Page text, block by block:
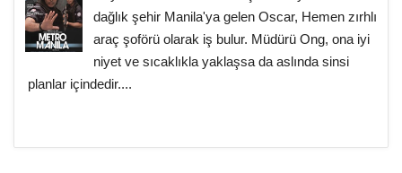
dağlık şehir Manila'ya gelen Oscar, Hemen zırhlı
araç şoförü olarak iş bulur. Müdürü Ong, ona iyi
niyet ve sıcaklıkla yaklaşsa da aslında sinsi
planlar içindedir....